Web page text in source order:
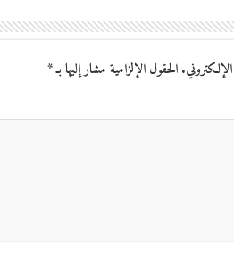
الحقول الإلزامية مشار إليها بـ*